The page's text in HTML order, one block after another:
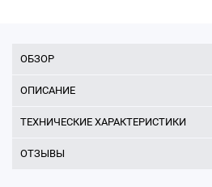
ОБЗОР
ОПИСАНИЕ
ТЕХНИЧЕСКИЕ ХАРАКТЕРИСТИКИ
ОТЗЫВЫ